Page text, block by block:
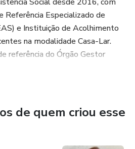
Referência Especializado de
e Instituição de Acolhimento
na modalidade Casa-Lar.
referência do Órgão Gestor
de Maringá - Câmpus Regional
de quem criou esse